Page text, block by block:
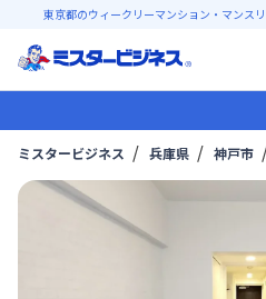
東京都のウィークリーマンション・マンス
ミスタービジネス 兵庫県 神戸市